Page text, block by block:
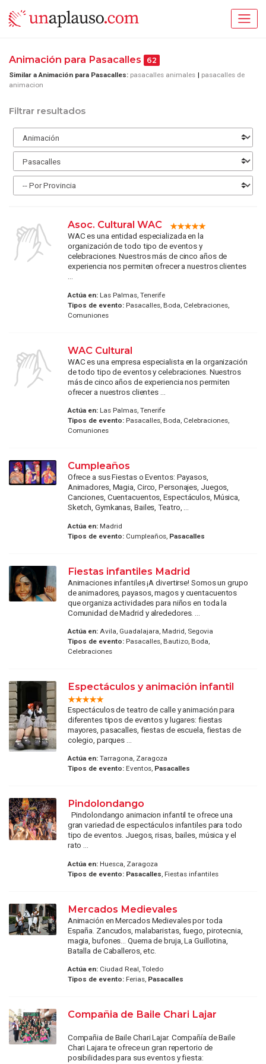
Animación para Pasacalles 62
Similar a Animación para Pasacalles: pasacalles animales
pasacalles de
animacion
Filtrar resultados
Asoc. Cultural WAC
WAC es una entidad especializada en la
organización de todo tipo de eventos y
celebraciones. Nuestros más de cinco años de
experiencia nos permiten ofrecer a nuestros clientes
...
Actúa en:Las Palmas, Tenerife
Tipos de evento:Pasacalles, Boda, Celebraciones,
Comuniones
WAC Cultural
WAC es una empresa especialista en la organización
de todo tipo de eventos y celebraciones. Nuestros
más de cinco años de experiencia nos permiten
ofrecer a nuestros clientes ...
Actúa en:Las Palmas, Tenerife
Tipos de evento:Pasacalles, Boda, Celebraciones,
Comuniones
Cumpleaños
Ofrece a sus Fiestas o Eventos: Payasos,
Animadores, Magia, Circo, Personajes, Juegos,
Canciones, Cuentacuentos, Espectáculos, Música,
Sketch, Gymkanas, Bailes, Teatro, ...
Actúa en:Madrid
Tipos de evento:Cumpleaños, Pasacalles
Fiestas infantiles Madrid
Animaciones infantiles ¡A divertirse! Somos un grupo
de animadores, payasos, magos y cuentacuentos
que organiza actividades para niños en toda la
Comunidad de Madrid y alrededores. ...
Actúa en:Avila, Guadalajara, Madrid, Segovia
Tipos de evento:Pasacalles, Bautizo, Boda,
Celebraciones
Espectáculos y animación infantil
Espectáculos de teatro de calle y animación para
diferentes tipos de eventos y lugares: fiestas
mayores, pasacalles, fiestas de escuela, fiestas de
colegio, parques ...
Actúa en:Tarragona, Zaragoza
Tipos de evento:Eventos, Pasacalles
Pindolondango
Pindolondango animacion infantil te ofrece una
gran variedad de espectáculos infantiles para todo
tipo de eventos. Juegos, risas, bailes, música y el
rato ...
Actúa en:Huesca, Zaragoza
Tipos de evento: Pasacalles, Fiestas infantiles
Mercados Medievales
Animación en Mercados Medievales por toda
España. Zancudos, malabaristas, fuego, pirotecnia,
magia, bufones... Quema de bruja, La Guillotina,
Batalla de Caballeros, etc.
Actúa en:Ciudad Real, Toledo
Tipos de evento:Ferias, Pasacalles
Compañia de Baile Chari Lajar
Compañia de Baile Chari Lajar. Compañía de Baile
Chari Lajara te ofrece un gran repertorio de
posibilidades para sus eventos y fiesta: